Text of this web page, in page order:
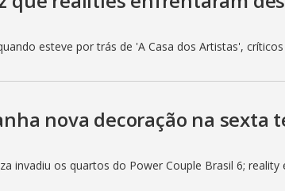
esteve por trás de 'A Casa dos Artistas',
nova decoração na sexta
invadiu os quartos do Power Couple Brasil 6; reality